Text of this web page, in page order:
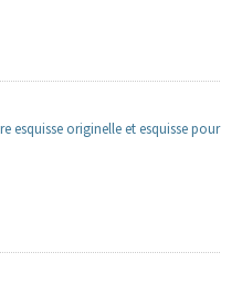
esquisse originelle et esquisse pour